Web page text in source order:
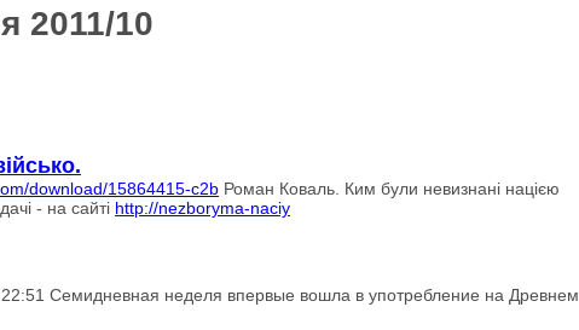
2011/10
downlo​ad/15864415-c2b Роман Коваль. Ким були невизнані нацією
- на сайті http://nezboryma-naciy
Семидневная неделя впервые вошла в употребление на Древнем